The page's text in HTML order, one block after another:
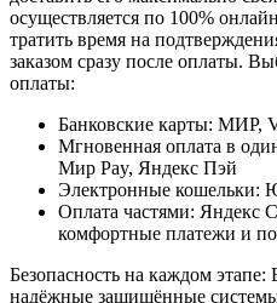
осуществляется по 100%
тратить время на
заказом сразу после оплаты.
оплаты:
Банковские карты: МИР,
Мгновенная оплата в
Мир Pay, Яндекс Пэй
Электронные кошельки:
Оплата частями: Яндекс
комфортные платежи и
Безопасность на каждом этапе:
надёжные защищённые